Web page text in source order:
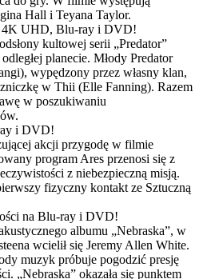
Hall i Teyana Taylor.
4K UHD, Blu-ray i DVD!
kultowej serii „Predator”
planecie. Młody Predator
wypędzony przez własny klan,
w Thii (Elle Fanning). Razem
w poszukiwaniu
i DVD!
akcji przygodę w filmie
program Ares przenosi się z
z niebezpieczną misją.
fizyczny kontakt ze Sztuczną
na Blu-ray i DVD!
albumu „Nebraska”, w
wcielił się Jeremy Allen White.
muzyk próbuje pogodzić presję
„Nebraska” okazała się punktem